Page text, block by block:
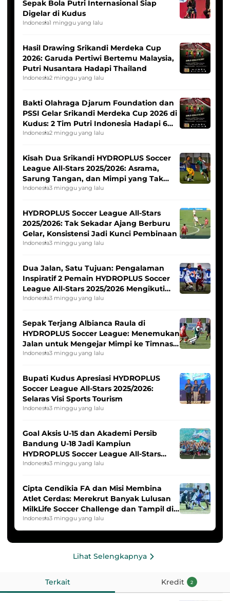
Sepak Bola Putri Internasional Siap
Digelar di Kudus
Indonesia1 minggu yang lalu
Hasil Drawing Srikandi Merdeka Cup
2026: Garuda Pertiwi Bertemu Malaysia,
Putri Nusantara Hadapi Thailand
Indonesia2 minggu yang lalu
Bakti Olahraga Djarum Foundation dan
PSSI Gelar Srikandi Merdeka Cup 2026 di
Kudus: 2 Tim Putri Indonesia Hadapi 6
Tim Asia
Indonesia2 minggu yang lalu
Kisah Dua Srikandi HYDROPLUS Soccer
League All-Stars 2025/2026: Asrama,
Sarung Tangan, dan Mimpi yang Tak
Pernah Padam
Indonesia3 minggu yang lalu
HYDROPLUS Soccer League All-Stars
2025/2026: Tak Sekadar Ajang Berburu
Gelar, Konsistensi Jadi Kunci Pembinaan
Indonesia3 minggu yang lalu
Dua Jalan, Satu Tujuan: Pengalaman
Inspiratif 2 Pemain HYDROPLUS Soccer
League All-Stars 2025/2026 Mengikuti
Seleksi Timnas Indonesia Putri
Indonesia3 minggu yang lalu
Sepak Terjang Albianca Raula di
HYDROPLUS Soccer League: Menemukan
Jalan untuk Mengejar Mimpi ke Timnas
Indonesia Putri
Indonesia3 minggu yang lalu
Bupati Kudus Apresiasi HYDROPLUS
Soccer League All-Stars 2025/2026:
Selaras Visi Sports Tourism
Indonesia3 minggu yang lalu
Goal Aksis U-15 dan Akademi Persib
Bandung U-18 Jadi Kampiun
HYDROPLUS Soccer League All-Stars
2025/2026
Indonesia3 minggu yang lalu
Cipta Cendikia FA dan Misi Membina
Atlet Cerdas: Merekrut Banyak Lulusan
MilkLife Soccer Challenge dan Tampil di
HYDROPLUS Soccer League
Indonesia3 minggu yang lalu
Lihat Selengkapnya
Terkait Kredit 2